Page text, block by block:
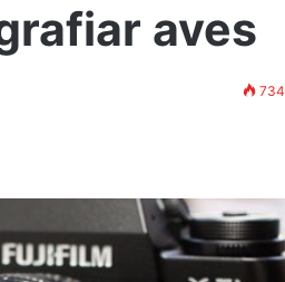
aves
734